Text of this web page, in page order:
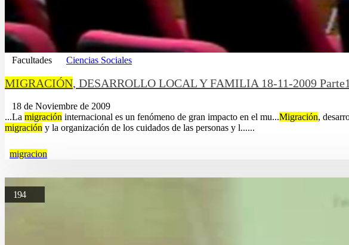
Facultades Ciencias Sociales
MIGRACIÓN, DESARROLLO LOCAL Y FAMILIA 18-11-2009 Parte1
18 de Noviembre de 2009
...La migración internacional es un fenómeno de gran impacto en el mu...Migración,
migración y la organización de los cuidados de las personas y l......
migracion
194